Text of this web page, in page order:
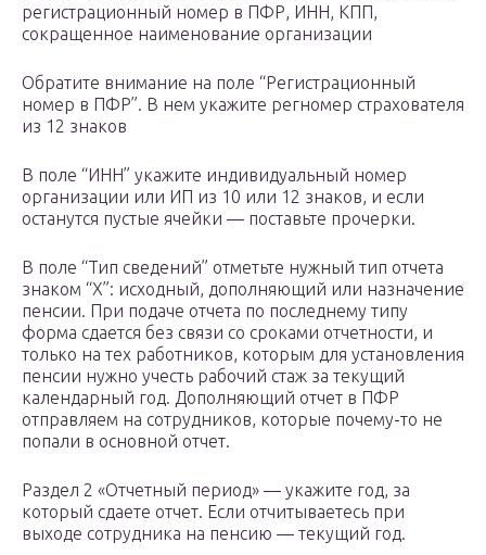
регистрационный номер в ПФР, ИНН, КПП,
сокращенное наименование организации
Обратите внимание на поле “Регистрационный
номер в ПФР”. В нем укажите регномер страхователя
из 12 знаков
В поле “ИНН” укажите индивидуальный номер
организации или ИП из 10 или 12 знаков, и если
останутся пустые ячейки — поставьте прочерки.
В поле “Тип сведений” отметьте нужный тип отчета
знаком “Х”: исходный, дополняющий или назначение
пенсии. При подаче отчета по последнему типу
форма сдается без связи со сроками отчетности, и
только на тех работников, которым для установления
пенсии нужно учесть рабочий стаж за текущий
календарный год. Дополняющий отчет в ПФР
отправляем на сотрудников, которые почему-то не
попали в основной отчет.
Раздел 2 «Отчетный период» — укажите год, за
который сдаете отчет. Если отчитываетесь при
выходе сотрудника на пенсию — текущий год.